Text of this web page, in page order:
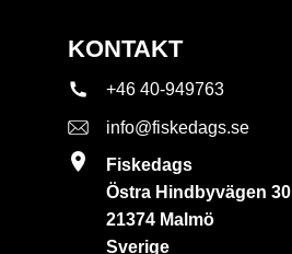
KONTAKT
+46 40-949763
info@fiskedags.se
Fiskedags
Östra Hindbyvägen 30
21374 Malmö
Sverige